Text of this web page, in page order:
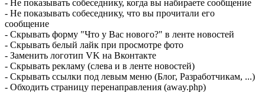
- Не показывать собеседнику, когда вы набираете сообщение
- Не показывать собеседнику, что вы прочитали его
сообщение
- Скрывать форму "Что у Вас нового?" в ленте новостей
- Скрывать белый лайк при просмотре фото
- Заменить логотип VK на Вконтакте
- Скрывать рекламу (слева и в ленте новостей)
- Скрывать ссылки под левым меню (Блог, Разработчикам, ...)
- Обходить страницу перенаправления (away.php)